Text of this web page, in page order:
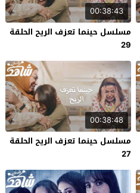
00:38:43
مسلسل حينما تعزف الريح الحلقة
29
00:38:48
مسلسل حينما تعزف الريح الحلقة
27